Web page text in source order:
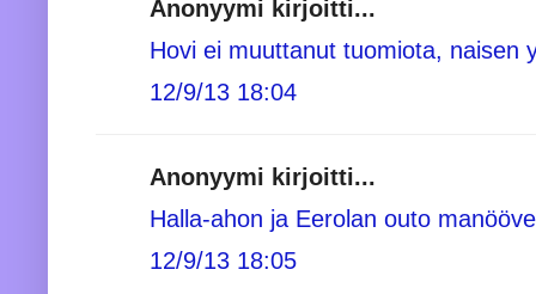
Anonyymi kirjoitti...
Hovi ei muuttanut tuomiota, naisen
12/9/13 18:04
Anonyymi kirjoitti...
Halla-ahon ja Eerolan outo
12/9/13 18:05